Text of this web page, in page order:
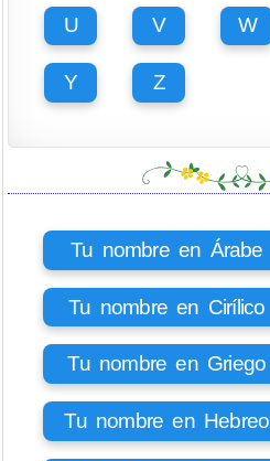
U V W
Y Z
Tu nombre en Árabe
Tu nombre en Cirílico
Tu nombre en Griego
Tu nombre en Hebreo